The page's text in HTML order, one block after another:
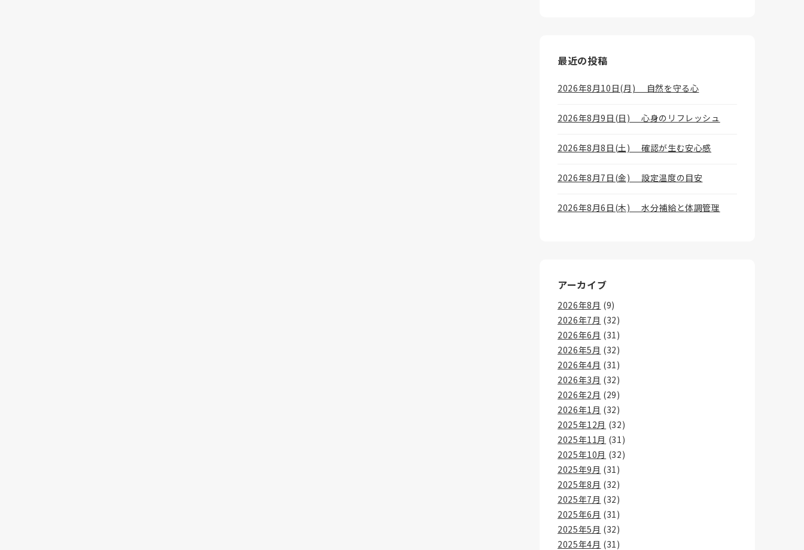
最近の投稿
2026年8月10日(月) 自然を守る心
2026年8月9日(日) 心身のリフレッシュ
2026年8月8日(土) 確認が生む安心感
2026年8月7日(金) 設定温度の目安
2026年8月6日(木) 水分補給と体調管理
アーカイブ
2026年8月 (9)
2026年7月 (32)
2026年6月 (31)
2026年5月 (32)
2026年4月 (31)
2026年3月 (32)
2026年2月 (29)
2026年1月 (32)
2025年12月 (32)
2025年11月 (31)
2025年10月 (32)
2025年9月 (31)
2025年8月 (32)
2025年7月 (32)
2025年6月 (31)
2025年5月 (32)
2025年4月 (31)